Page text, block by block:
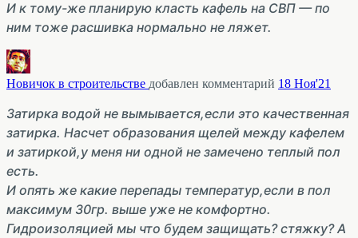
И к тому-же планирую класть кафель на СВП — по
ним тоже расшивка нормально не ляжет.
Новичок в строительстве добавлен комментарий 18 Ноя'21
Затирка водой не вымывается,если это качественная
затирка. Насчет образования щелей между кафелем
и затиркой,у меня ни одной не замечено теплый пол
есть.
И опять же какие перепады температур,если в пол
максимум 30гр. выше уже не комфортно.
Гидроизоляцией мы что будем защищать? стяжку? А